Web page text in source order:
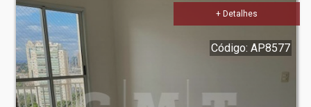
+ Detalhes
Código: AP8577